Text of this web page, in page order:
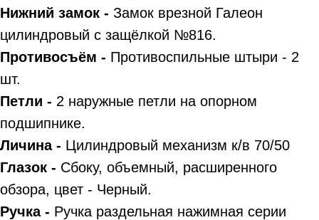
Нижний замок - Замок врезной Галеон
цилиндровый с защёлкой №816.
Противосъём - Противоспильные штыри - 2
шт.
Петли - 2 наружные петли на опорном
подшипнике.
Личина - Цилиндровый механизм к/в 70/50
Глазок - Сбоку, объемный, расширенного
обзора, цвет - Черный.
Ручка - Ручка раздельная нажимная серии